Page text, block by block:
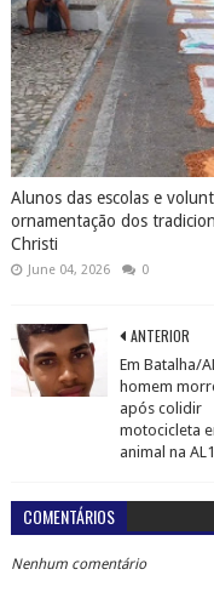
Alunos das escolas e
ornamentação dos
Christi
June 04, 2026 0
ANTERIOR
Em Batalha/
homem
após colidir
motocicleta
animal na
COMENTÁRIOS
Nenhum comentário